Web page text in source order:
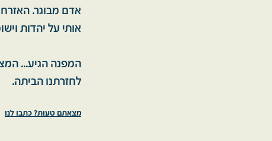
אדם מבוגר.
אותי על יהדות
המפנה הגיע...
לחזרתנו הביתה.
מצאתם טעות? כתבו לנו